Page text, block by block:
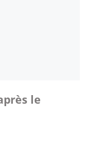
le